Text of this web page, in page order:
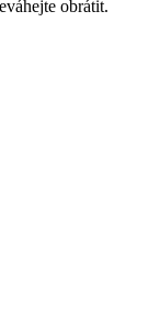
obrátit.